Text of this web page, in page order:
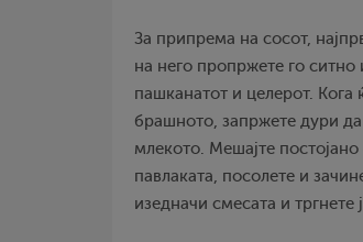
За припрема на сосот,
на него пропржете го ситно
пашканатот и целерот. Кога
брашното, запржете дури да
млекото. Мешајте постојано
павлаката, посолете и
изедначи смесата и тргнете